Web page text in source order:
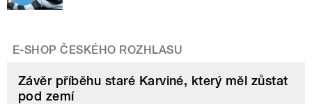
E-SHOP ČESKÉHO ROZHLASU
Závěr příběhu staré Karviné, který měl zůstat
pod zemí